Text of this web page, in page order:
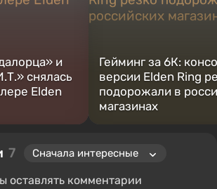
и
снялась
Elden
Гейминг за 6К:
версии Elden Ring
подорожали в
магазинах
7
оставлять комментарии